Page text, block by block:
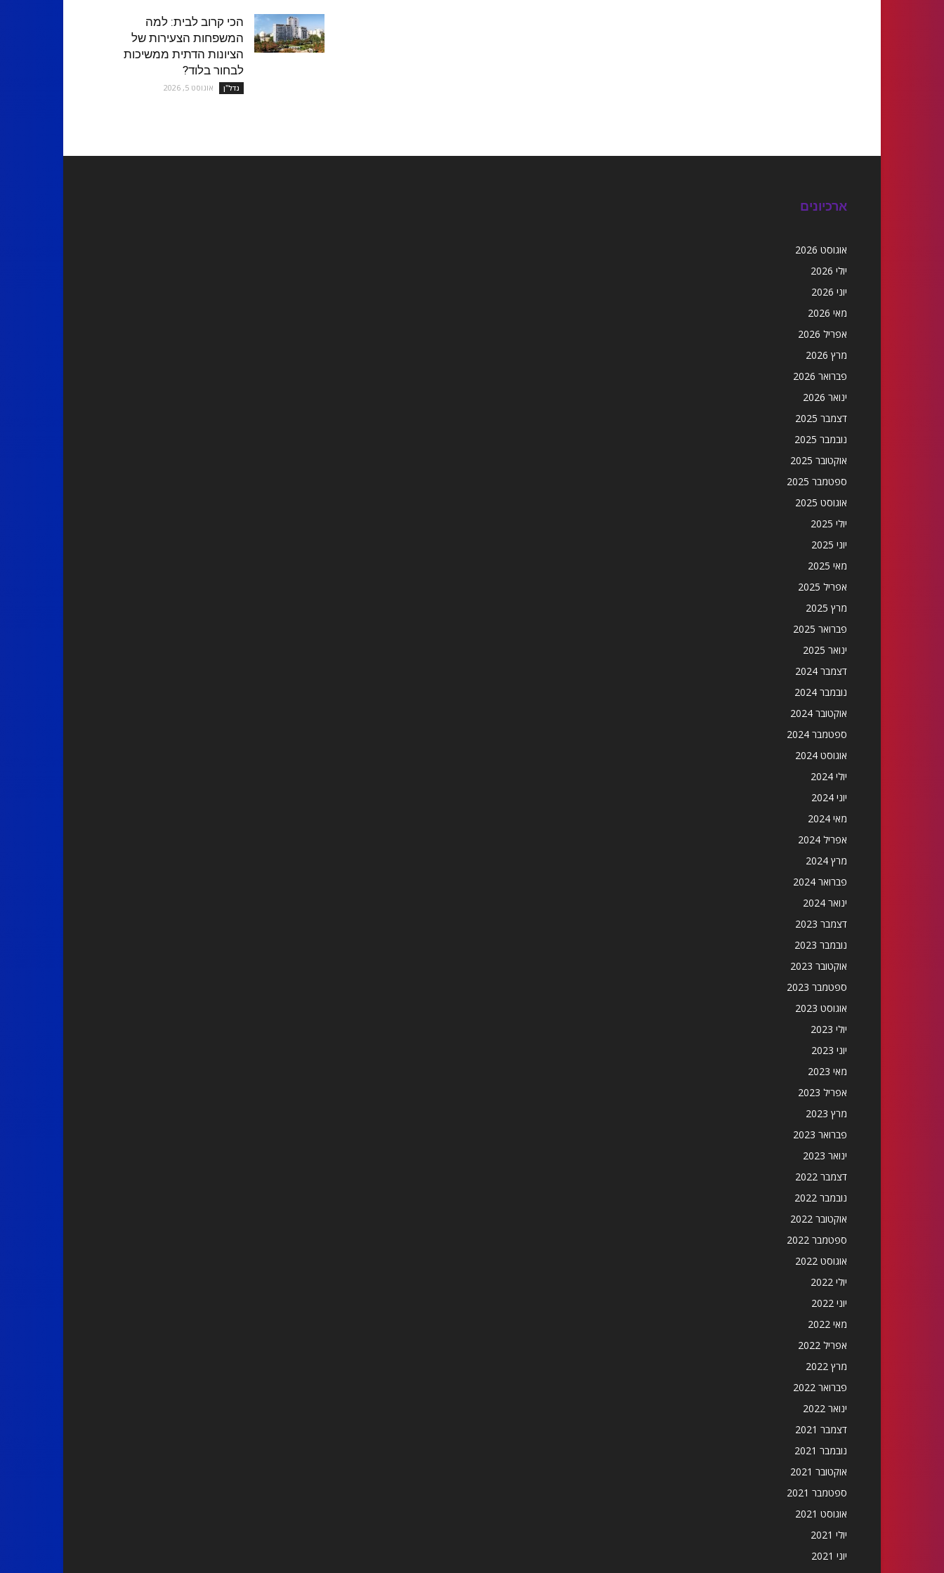
הכי קרוב לבית: למה
המשפחות הצעירות של
הציונות הדתית ממשיכות
לבחור בלוד?
נדל''ן אוגוסט 5, 2026
ארכיונים
אוגוסט 2026
יולי 2026
יוני 2026
מאי 2026
אפריל 2026
מרץ 2026
פברואר 2026
ינואר 2026
דצמבר 2025
נובמבר 2025
אוקטובר 2025
ספטמבר 2025
אוגוסט 2025
יולי 2025
יוני 2025
מאי 2025
אפריל 2025
מרץ 2025
פברואר 2025
ינואר 2025
דצמבר 2024
נובמבר 2024
אוקטובר 2024
ספטמבר 2024
אוגוסט 2024
יולי 2024
יוני 2024
מאי 2024
אפריל 2024
מרץ 2024
פברואר 2024
ינואר 2024
דצמבר 2023
נובמבר 2023
אוקטובר 2023
ספטמבר 2023
אוגוסט 2023
יולי 2023
יוני 2023
מאי 2023
אפריל 2023
מרץ 2023
פברואר 2023
ינואר 2023
דצמבר 2022
נובמבר 2022
אוקטובר 2022
ספטמבר 2022
אוגוסט 2022
יולי 2022
יוני 2022
מאי 2022
אפריל 2022
מרץ 2022
פברואר 2022
ינואר 2022
דצמבר 2021
נובמבר 2021
אוקטובר 2021
ספטמבר 2021
אוגוסט 2021
יולי 2021
יוני 2021